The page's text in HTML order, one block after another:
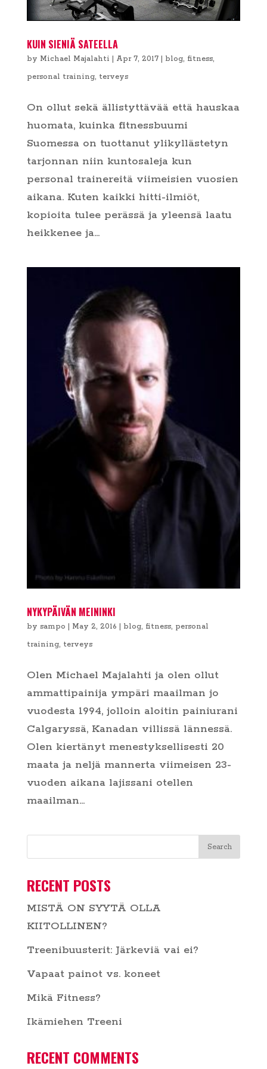
KUIN SIENIÄ SATEELLA
by Michael Majalahti Apr 7, 2017| blog, fitness,
personal training, terveys
On ollut sekä ällistyttävää että hauskaa
huomata, kuinka fitnessbuumi
Suomessa on tuottanut ylikyllästetyn
tarjonnan niin kuntosaleja kun
personal trainereitä viimeisien vuosien
aikana. Kuten kaikki hitti-ilmiöt,
kopioita tulee perässä ja yleensä laatu
heikkenee ja...
NYKYPÄIVÄN MEININKI
by sampo May 2, 2016 blog, fitness, personal
training, terveys
Olen Michael Majalahti ja olen ollut
ammattipainija ympäri maailman jo
vuodesta 1994, jolloin aloitin painiurani
Calgaryssä, Kanadan villissä lännessä.
Olen kiertänyt menestyksellisesti 20
maata ja neljä mannerta viimeisen 23-
vuoden aikana lajissani otellen
maailman...
RECENT POSTS
MISTÄ ON SYYTÄ OLLA
KIITOLLINEN?
Treenibuusterit: Järkeviä vai ei?
Vapaat painot vs. koneet
Mikä Fitness?
Ikämiehen Treeni
RECENT COMMENTS